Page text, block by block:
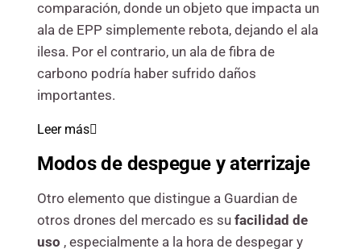
comparación, donde un objeto que impacta un
ala de EPP simplemente rebota, dejando el ala
ilesa. Por el contrario, un ala de fibra de
carbono podría haber sufrido daños
importantes.
Leer más
Modos de despegue y aterrizaje
Otro elemento que distingue a Guardian de
otros drones del mercado es su facilidad de
uso , especialmente a la hora de despegar y